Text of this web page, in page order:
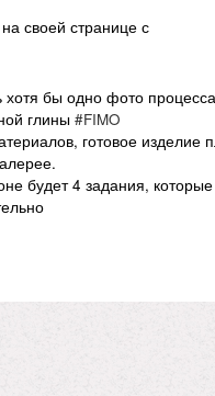
своей странице с
бы одно фото
глины #FIMO
готовое изделие
будет 4 задания,